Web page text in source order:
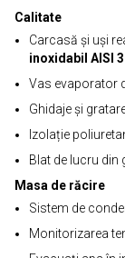
Calitate
Carcasă și uși
inoxidabil AISI
Vas evaporator
Ghidaje și
Izolație
Blat de lucru din
Masa de răcire
Sistem de
Monitorizarea